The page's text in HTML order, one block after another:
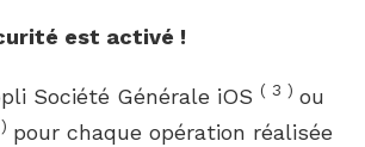
est activé !
Société Générale iOS ( 3 ) ou
) pour chaque opération réalisée